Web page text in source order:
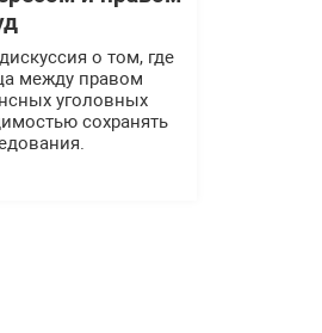
о том, где
между правом
уголовных
сохранять